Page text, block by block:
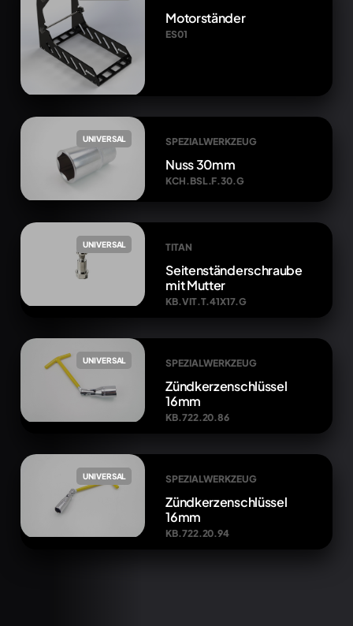
Motorständer
ES01
UNIVERSAL SPEZIALWERKZEUG
Nuss 30mm
KCH.BSL.F.30.G
UNIVERSAL TITAN
Seitenständerschraube
mit Mutter
KB.VIT.T.41X17.G
UNIVERSAL SPEZIALWERKZEUG
Zündkerzenschlüssel
16mm
KB.722.20.86
UNIVERSAL SPEZIALWERKZEUG
Zündkerzenschlüssel
16mm
KB.722.20.94